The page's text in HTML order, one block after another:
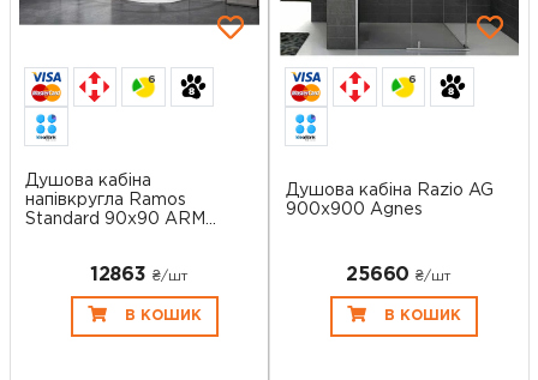
6
Душова кабіна
напівкругла Ramos
Standard 90x90 ARM...
12863 ₴/шт
В КОШИК
6
Душова кабіна Razio AG
900х900 Agnes
25660 ₴/шт
В КОШИК